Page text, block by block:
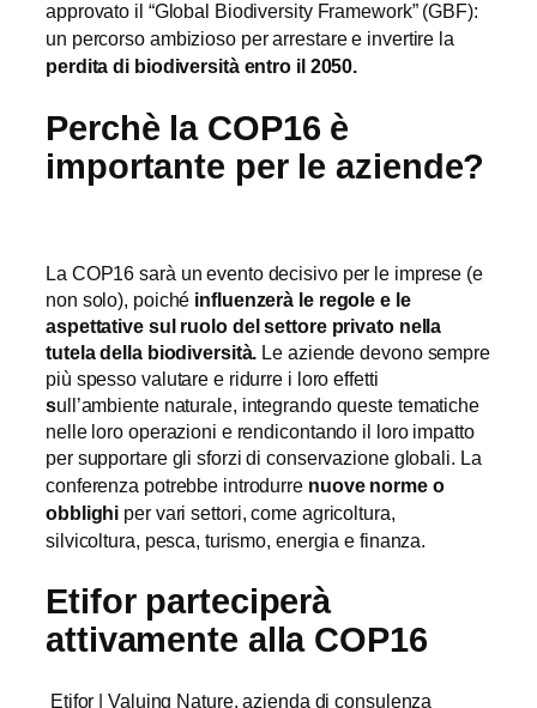
approvato il “Global Biodiversity Framework” (GBF):
un percorso ambizioso per arrestare e invertire la
perdita di biodiversità entro il 2050.
Perchè la COP16 è
importante per le aziende?
La COP16 sarà un evento decisivo per le imprese (e
non solo), poiché influenzerà le regole e le
aspettative sul ruolo del settore privato nella
tutela della biodiversità. Le aziende devono sempre
più spesso valutare e ridurre i loro effetti
sull’ambiente naturale, integrando queste tematiche
nelle loro operazioni e rendicontando il loro impatto
per supportare gli sforzi di conservazione globali. La
conferenza potrebbe introdurre nuove norme o
obblighi per vari settori, come agricoltura,
silvicoltura, pesca, turismo, energia e finanza.
Etifor parteciperà
attivamente alla COP16
Etifor | Valuing Nature, azienda di consulenza